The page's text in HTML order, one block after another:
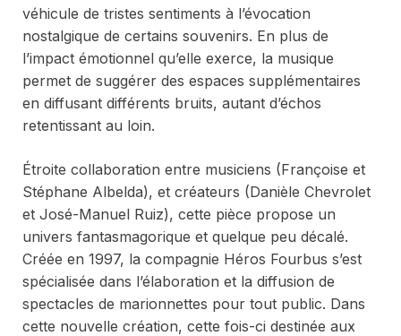
véhicule de tristes sentiments à l’évocation
nostalgique de certains souvenirs. En plus de
l’impact émotionnel qu’elle exerce, la musique
permet de suggérer des espaces supplémentaires
en diffusant différents bruits, autant d’échos
retentissant au loin.
Étroite collaboration entre musiciens (Françoise et
Stéphane Albelda), et créateurs (Danièle Chevrolet
et José-Manuel Ruiz), cette pièce propose un
univers fantasmagorique et quelque peu décalé.
Créée en 1997, la compagnie Héros Fourbus s’est
spécialisée dans l’élaboration et la diffusion de
spectacles de marionnettes pour tout public. Dans
cette nouvelle création, cette fois-ci destinée aux